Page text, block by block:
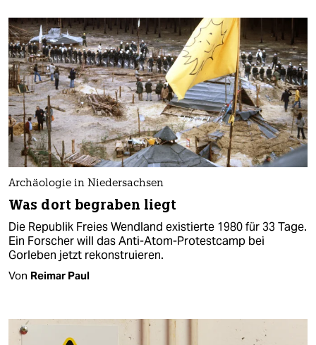
Archäologie in Niedersachsen
Was dort begraben liegt
Die Republik Freies Wendland existierte 1980 für 33 Tage.
Ein Forscher will das Anti-Atom-Protestcamp bei
Gorleben jetzt rekonstruieren.
Von Reimar Paul